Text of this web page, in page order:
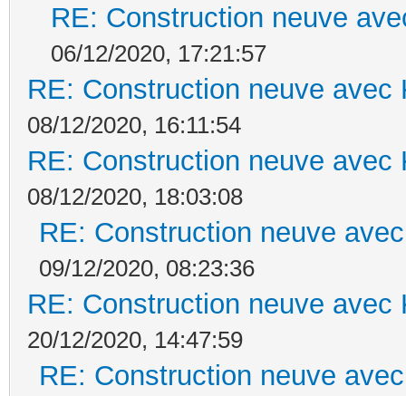
RE: Construction neuve
06/12/2020, 17:21:57
RE: Construction neuve avec
08/12/2020, 16:11:54
RE: Construction neuve avec
08/12/2020, 18:03:08
RE: Construction neuve
09/12/2020, 08:23:36
RE: Construction neuve avec
20/12/2020, 14:47:59
RE: Construction neuve